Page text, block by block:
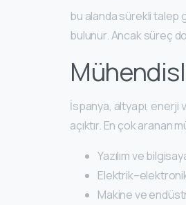
bu alanda sürekli talep
bulunur. Ancak süreç
İspanya, altyapı, enerji
açıktır. En çok aranan
Yazılım ve
Makine ve